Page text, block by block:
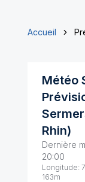
Accueil
Météo
Rhin)
Dernière
20:00
Longitude:
163m